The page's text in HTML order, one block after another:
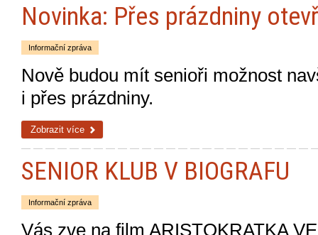
Novinka: Přes prázdniny
Informační zpráva
Nově budou mít senioři možnost
i přes prázdniny.
Zobrazit více
SENIOR KLUB V BIOGRAFU
Informační zpráva
Vás zve na film ARISTOKRATKA